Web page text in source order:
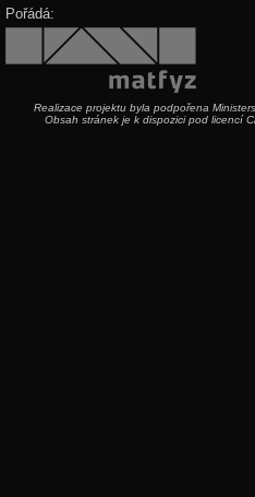
Pořádá:
Realizace projektu byla podpořena
Obsah stránek je k dispozici pod licencí